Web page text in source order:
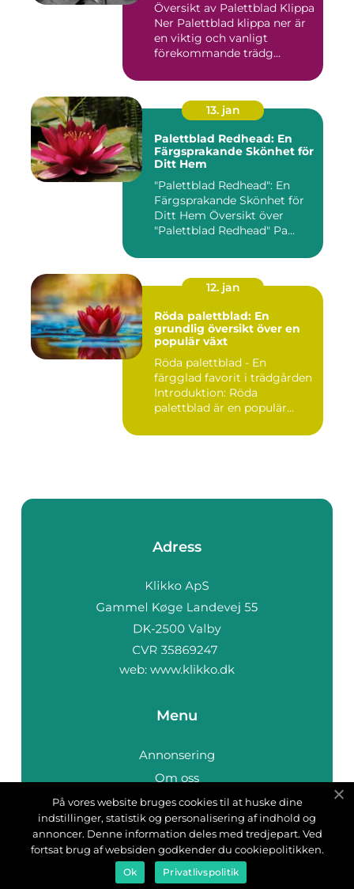
Översikt av Palettblad Klippa
Ner Palettblad klippa ner är
en viktig och vanligt
förekommande trädg...
13. jan
Palettblad Redhead: En
Färgsprakande Skönhet för
Ditt Hem
"Palettblad Redhead": En
Färgsprakande Skönhet för
Ditt Hem Översikt över
"Palettblad Redhead" Pa...
12. jan
Röda palettblad: En
grundlig översikt över en
populär växt
Röda palettblad - En
färgglad favorit i trädgården
Introduktion: Röda
palettblad är en populär
Adress
web: www.klikko.dk
Menu
Annonsering
Om oss
Cookies
Kontakta oss
Sitemap
På vores website bruges cookies til at huske dine
indstillinger, statistik og personalisering af indhold og
annoncer. Denne information deles med tredjepart. Ved
fortsat brug af websiden godkender du cookiepolitikken.
Ok Privatlivspolitik